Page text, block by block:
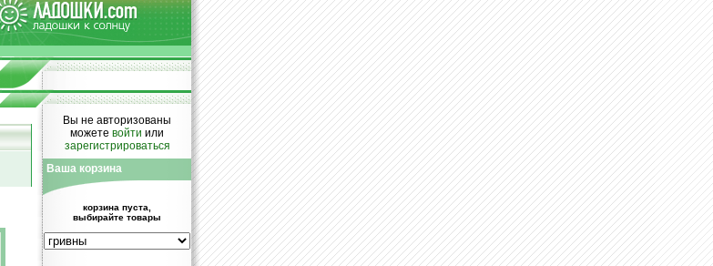
Вы не авторизованы
можете войти или
зарегистрироваться
Ваша корзина
корзина пуста,
выбирайте товары